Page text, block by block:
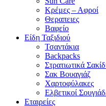
Κρέμες – Αφροί
Θεραπειες
Βαφείο
Είδη Ταξιδιού
Τσαντάκια
Backpacks
Στρατιωτικά
Σακ Βουαγιάζ
Χαρτοφύλακες
Ελβετικοί
Εταιρείες